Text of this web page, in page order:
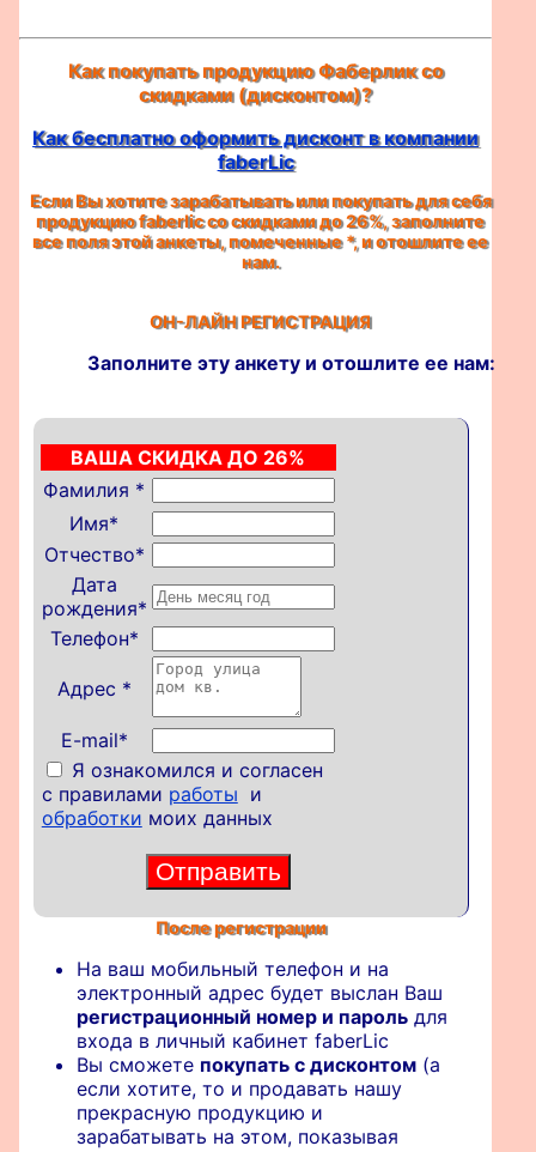
Как покупать продукцию Фаберлик со
скидками (дисконтом)?
Как бесплатно оформить дисконт в компании
faberLic
Если Вы хотите зарабатывать или покупать для себя
продукцию faberlic со скидками до 26%, заполните
все поля этой анкеты, помеченные*, и отошлите ее
нам.
ОН-ЛАЙН РЕГИСТРАЦИЯ
Заполните эту анкету и отошлите ее нам:
ВАША СКИДКА ДО 26%
Фамилия *
Имя*
Отчество*
Дата
рождения*
Телефон*
Адрес *
E-mail*
Я ознакомился и согласен
с правилами работы и
обработки моих данных
После регистрации
На ваш мобильный телефон и на
электронный адрес будет выслан Ваш
регистрационный номер и парольдля
входа в личный кабинет faberLic
Вы сможете покупать с дисконтом(а
если хотите, то и продавать нашу
прекрасную продукцию и
зарабатывать на этом, показывая